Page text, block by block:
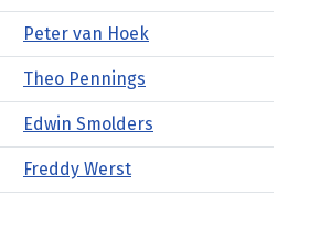
Peter van Hoek
Theo Pennings
Edwin Smolders
Freddy Werst